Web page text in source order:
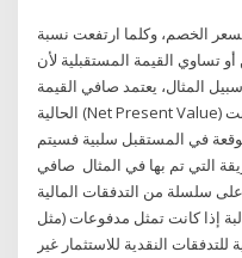
الخصم، وكلما ارتفعت نسبة
تساوي القيمة المستقبلية لأن
المثال، يعتمد صافي القيمة
الحالية (Net Present Value) وعوا 24 حزيران (يونيو) 2020 إذا كانت
في المستقبل سلبية فسيتم
التي تم بها في المثال صافي
على سلسلة من التدفقات المالية
إذا كانت تمثل مدفوعات (مثل
النقدية للاستثمار غير